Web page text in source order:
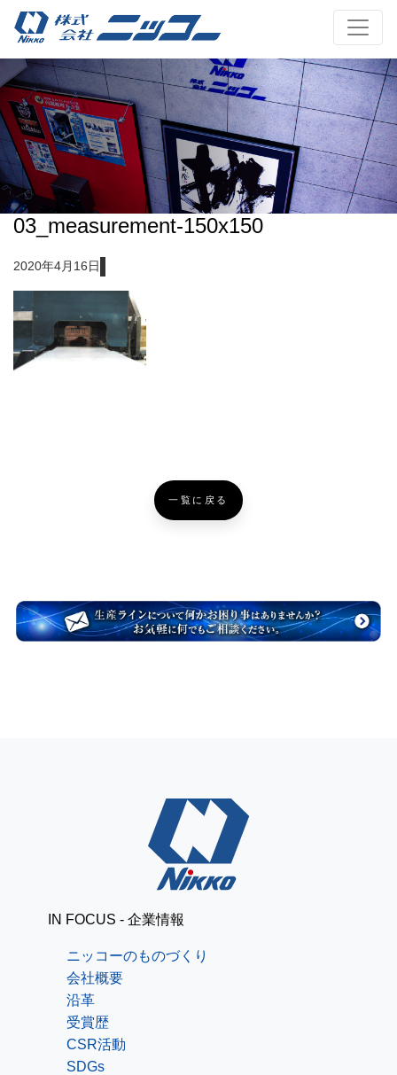
03_measurement-150x150
2020年4月16日
一覧に戻る
IN FOCUS - 企業情報
ニッコーのものづくり
会社概要
沿革
受賞歴
CSR活動
SDGs